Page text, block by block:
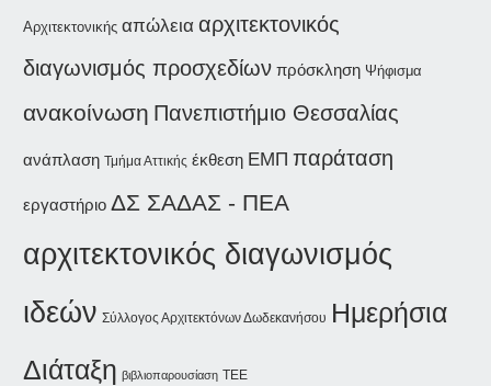
Αρχιτεκτονικής απώλεια αρχιτεκτονικός
διαγωνισμός προσχεδίων πρόσκληση Ψήφισμα
ανακοίνωση Πανεπιστήμιο Θεσσαλίας
ανάπλαση Τμήμα Αττικής έκθεση ΕΜΠ παράταση
εργαστήριο ΔΣ ΣΑΔΑΣ - ΠΕΑ
αρχιτεκτονικός διαγωνισμός
ιδεών Σύλλογος Αρχιτεκτόνων Δωδεκανήσου Ημερήσια
Διάταξη βιβλιοπαρουσίαση ΤΕΕ